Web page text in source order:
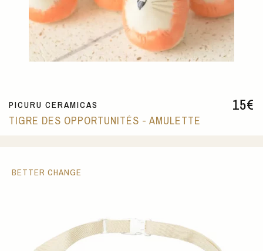
15€
PICURU CERAMICAS
TIGRE DES OPPORTUNITÉS - AMULETTE
BETTER CHANGE